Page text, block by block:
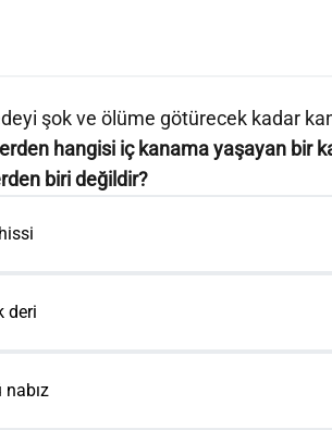
şok ve ölüme götürecek kadar
hangisi iç kanama yaşayan bir
biri değildir?
deri